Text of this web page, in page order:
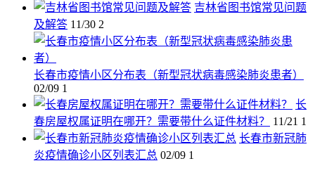
吉林省图书馆常见问题
及解答 11/30 2
长春市疫情小区分布表（新型冠状病毒感染肺炎患者）
02/09 1
长
春房屋权属证明在哪开？需要带什么证件材料？
11/21 1
长春市新冠肺
炎疫情确诊小区列表汇总 02/09 1